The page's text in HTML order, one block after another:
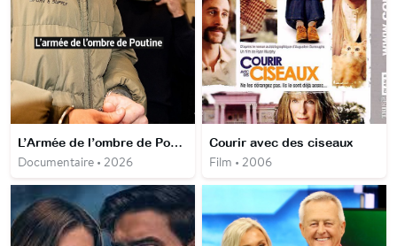
L’Armée de l’ombre de Poutine
Documentaire • 2026
Courir avec des ciseaux
Film • 2006